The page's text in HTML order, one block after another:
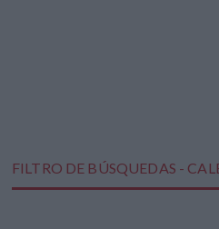
FILTRO DE BÚSQUEDAS -